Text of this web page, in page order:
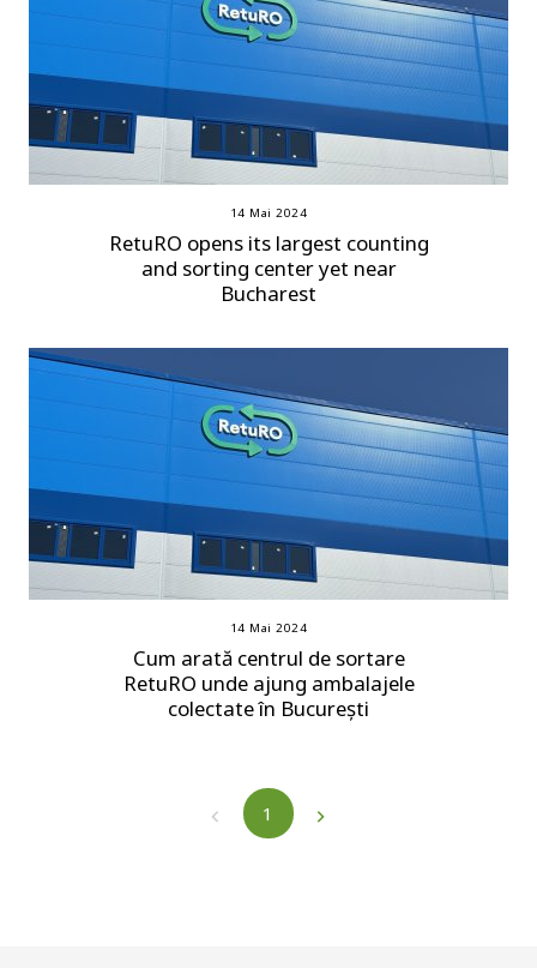
14 Mai 2024
RetuRO opens its largest counting
and sorting center yet near
Bucharest
14 Mai 2024
Cum arată centrul de sortare
RetuRO unde ajung ambalajele
colectate în București
1